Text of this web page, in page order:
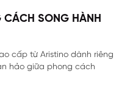
CÁCH SONG HÀNH
cấp từ Aristino dành riêng
hảo giữa phong cách